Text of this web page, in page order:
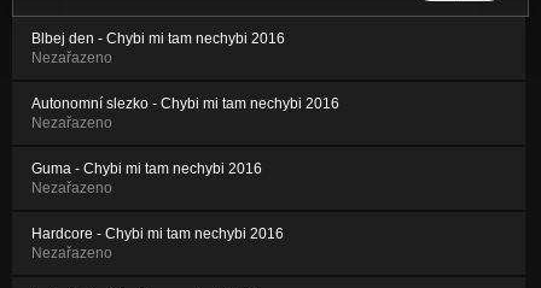
Blbej den - Chybi mi tam nechybi 2016
Nezařazeno
Autonomní slezko - Chybi mi tam nechybi 2016
Nezařazeno
Guma - Chybi mi tam nechybi 2016
Nezařazeno
Hardcore - Chybi mi tam nechybi 2016
Nezařazeno